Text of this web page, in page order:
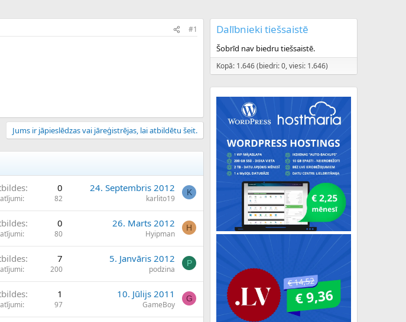
#1
Jums ir jāpieslēdzas vai jāreģistrējas, lai atbildētu šeit.
0
82
24. Septembris 2012
karlito19
K
0
80
26. Marts 2012
Hyipman
H
7
200
5. Janvāris 2012
podzina
P
1
97
10. Jūlijs 2011
GameBoy
G
Dalībnieki tiešsaistē
Šobrīd nav biedru tiešsaistē.
Kopā: 1.646 (biedri: 0, viesi: 1.646)